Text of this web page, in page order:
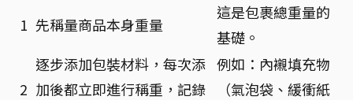
1 先稱量商品本身重量
這是包裹總重量的
基礎。
2
逐步添加包裝材料，每次添
加後都立即進行稱重，記錄
例如：內襯填充物
（氣泡袋、緩衝紙